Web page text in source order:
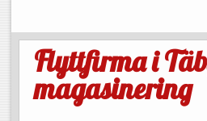
Flyttfirma i
magasinering